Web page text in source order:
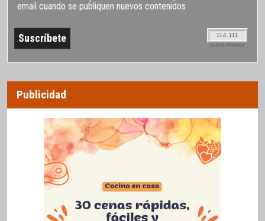
email cuando se publiquen nuevos contenidos
114.111
SUSCRIPTORES
Publicidad